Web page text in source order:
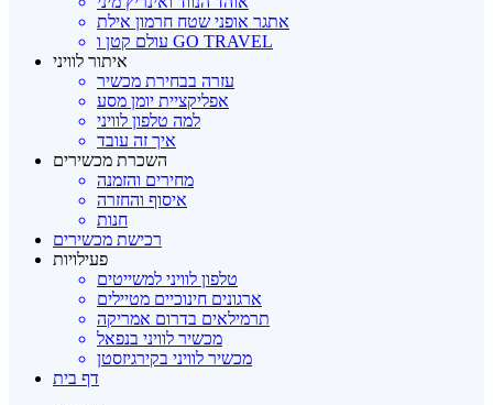
אתגר אופני שטח חרמון אילת
עולם קטן ו GO TRAVEL
איתור לוויני
עזרה בבחירת מכשיר
אפליקציית יומן מסע
למה טלפון לוויני
איך זה עובד
השכרת מכשירים
מחירים והזמנה
איסוף והחזרה
חנות
רכישת מכשירים
פעילויות
טלפון לוויני למשייטים
ארגונים חינוכיים מטיילים
תרמילאים בדרום אמריקה
מכשיר לוויני בנפאל
מכשיר לוויני בקירגיזסטן
דף בית